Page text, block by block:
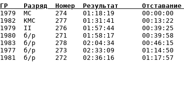
1979  МС      274    01:18:19
1982  КМС     277    01:31:41
1979  II      276    01:57:44
1980  б/р     271    01:58:17
1983  б/р     278    02:04:34
1977  б/р     273    02:33:09